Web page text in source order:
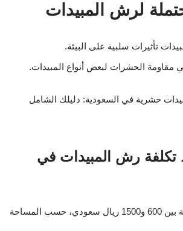
لرش المبيدات
تأثيرات سلبية على البيئة.
مقاومة الحشرات لبعض أنواع المبيدات.
رش المبيدات في
يتراوح متوسط التكلفة بين 600 و1500 ريال سعودي، حسب المساحة